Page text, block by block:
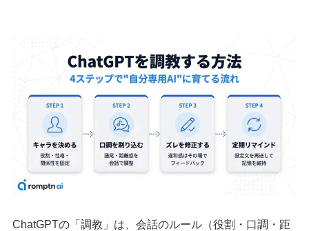
ChatGPTの「調教」は、会話のルール（役割・口調・距